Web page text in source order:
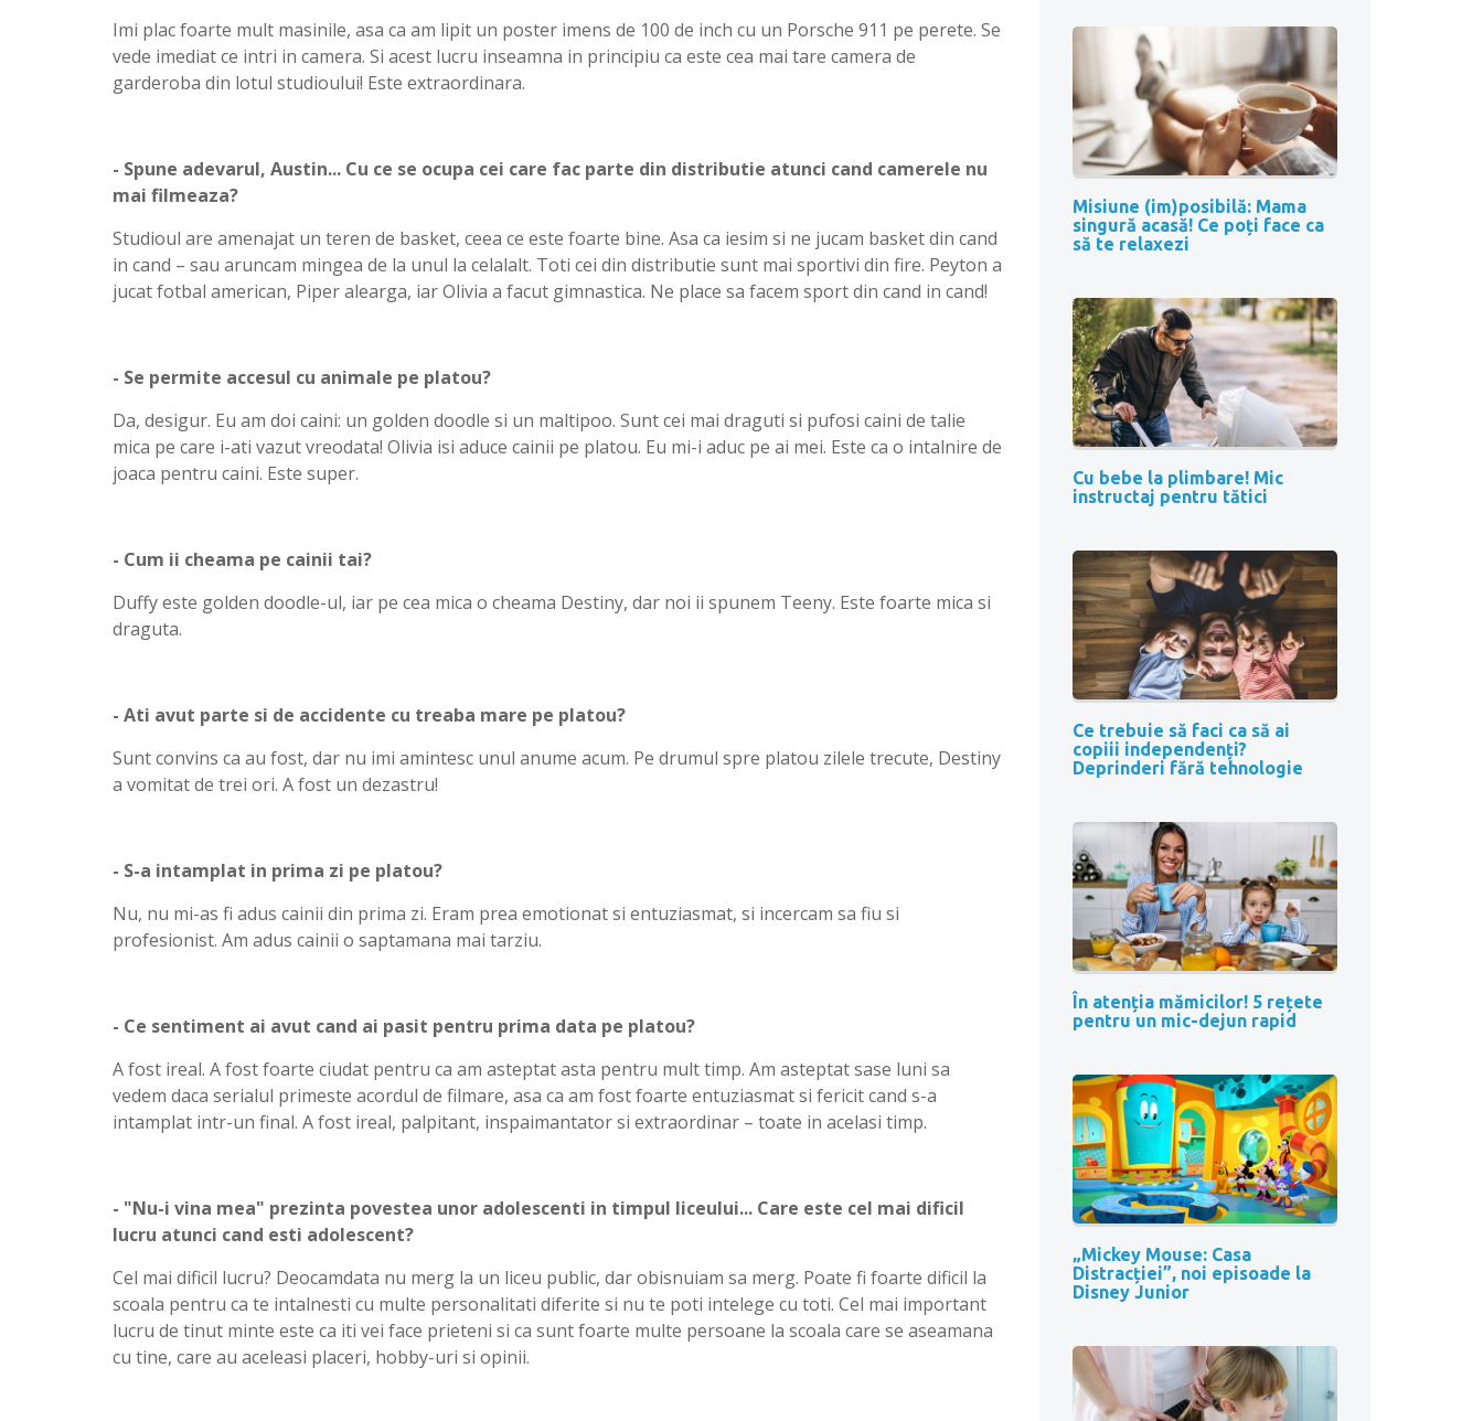
Imi plac foarte mult masinile, asa ca am lipit un poster imens de 100 de inch cu un Porsche 911 pe perete. Se
vede imediat ce intri in camera. Si acest lucru inseamna in principiu ca este cea mai tare camera de
garderoba din lotul studioului! Este extraordinara.
- Spune adevarul, Austin... Cu ce se ocupa cei care fac parte din distributie atunci cand camerele nu
mai filmeaza?
Studioul are amenajat un teren de basket, ceea ce este foarte bine. Asa ca iesim si ne jucam basket din cand
in cand – sau aruncam mingea de la unul la celalalt. Toti cei din distributie sunt mai sportivi din fire. Peyton a
jucat fotbal american, Piper alearga, iar Olivia a facut gimnastica. Ne place sa facem sport din cand in cand!
- Se permite accesul cu animale pe platou?
Da, desigur. Eu am doi caini: un golden doodle si un maltipoo. Sunt cei mai draguti si pufosi caini de talie
mica pe care i-ati vazut vreodata! Olivia isi aduce cainii pe platou. Eu mi-i aduc pe ai mei. Este ca o intalnire de
joaca pentru caini. Este super.
- Cum ii cheama pe cainii tai?
Duffy este golden doodle-ul, iar pe cea mica o cheama Destiny, dar noi ii spunem Teeny. Este foarte mica si
draguta.
- Ati avut parte si de accidente cu treaba mare pe platou?
Sunt convins ca au fost, dar nu imi amintesc unul anume acum. Pe drumul spre platou zilele trecute, Destiny
a vomitat de trei ori. A fost un dezastru!
- S-a intamplat in prima zi pe platou?
Nu, nu mi-as fi adus cainii din prima zi. Eram prea emotionat si entuziasmat, si incercam sa fiu si
profesionist. Am adus cainii o saptamana mai tarziu.
- Ce sentiment ai avut cand ai pasit pentru prima data pe platou?
A fost ireal. A fost foarte ciudat pentru ca am asteptat asta pentru mult timp. Am asteptat sase luni sa
vedem daca serialul primeste acordul de filmare, asa ca am fost foarte entuziasmat si fericit cand s-a
intamplat intr-un final. A fost ireal, palpitant, inspaimantator si extraordinar – toate in acelasi timp.
- "Nu-i vina mea" prezinta povestea unor adolescenti in timpul liceului... Care este cel mai dificil
lucru atunci cand esti adolescent?
Cel mai dificil lucru? Deocamdata nu merg la un liceu public, dar obisnuiam sa merg. Poate fi foarte dificil la
scoala pentru ca te intalnesti cu multe personalitati diferite si nu te poti intelege cu toti. Cel mai important
lucru de tinut minte este ca iti vei face prieteni si ca sunt foarte multe persoane la scoala care se aseamana
cu tine, care au aceleasi placeri, hobby-uri si opinii.
Misiune (im)posibilă: Mama
singură acasă! Ce poți face ca
să te relaxezi
Cu bebe la plimbare! Mic
instructaj pentru tătici
Ce trebuie să faci ca să ai
copiii independenți?
Deprinderi fără tehnologie
În atenția mămicilor! 5 rețete
pentru un mic-dejun rapid
„Mickey Mouse: Casa
Distracției”, noi episoade la
Disney Junior